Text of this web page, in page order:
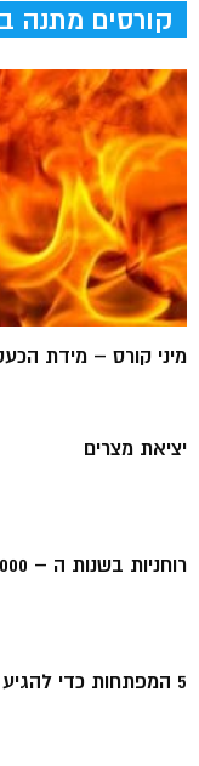
קורסים מתנה
מיני קורס – מידת
יציאת מצרים
רוחניות בשנות ה – 2000
5 המפתחות כדי להגיע לשלמות